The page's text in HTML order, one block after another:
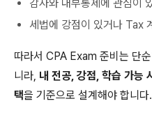
감사와 내부통제에 관심이
세법에 강점이 있거나 Tax
따라서 CPA Exam 준비는 단
니라, 내 전공, 강점, 학습 가
택을 기준으로 설계해야 합니다.